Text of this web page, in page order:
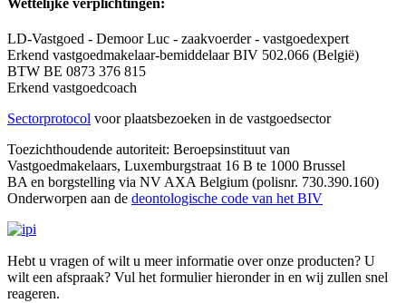
LD-Vastgoed - Demoor Luc - zaakvoerder - vastgoedexpert
Erkend vastgoedmakelaar-bemiddelaar BIV 502.066 (België)
BTW BE 0873 376 815
Erkend vastgoedcoach
Sectorprotocol voor plaatsbezoeken in de vastgoedsector
Toezichthoudende autoriteit: Beroepsinstituut van
Vastgoedmakelaars, Luxemburgstraat 16 B te 1000 Brussel
BA en borgstelling via NV AXA Belgium (polisnr. 730.390.160)
Onderworpen aan de deontologische code van het BIV
Hebt u vragen of wilt u meer informatie over onze producten? U
wilt een afspraak? Vul het formulier hieronder in en wij zullen snel
reageren.